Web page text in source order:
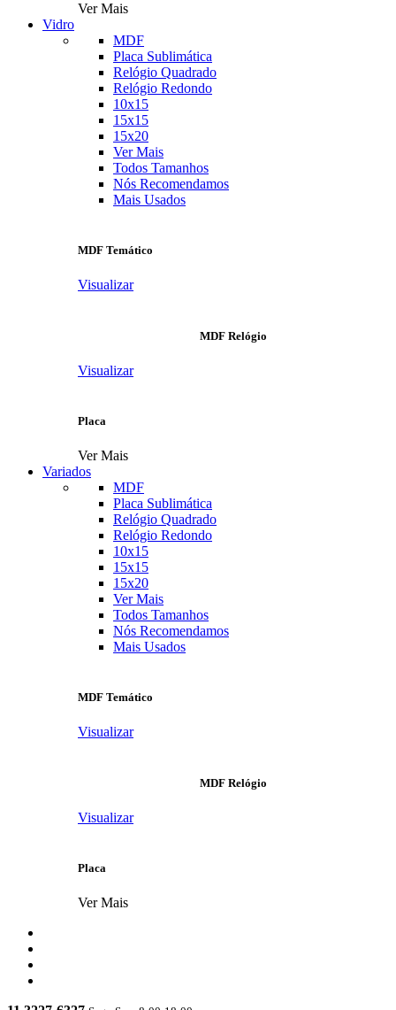
Ver Mais
Vidro
MDF
Placa Sublimática
Relógio Quadrado
Relógio Redondo
10x15
15x15
15x20
Ver Mais
Todos Tamanhos
Nós Recomendamos
Mais Usados
MDF Temático
Visualizar
MDF Relógio
Visualizar
Placa
Ver Mais
Variados
MDF
Placa Sublimática
Relógio Quadrado
Relógio Redondo
10x15
15x15
15x20
Ver Mais
Todos Tamanhos
Nós Recomendamos
Mais Usados
MDF Temático
Visualizar
MDF Relógio
Visualizar
Placa
Ver Mais